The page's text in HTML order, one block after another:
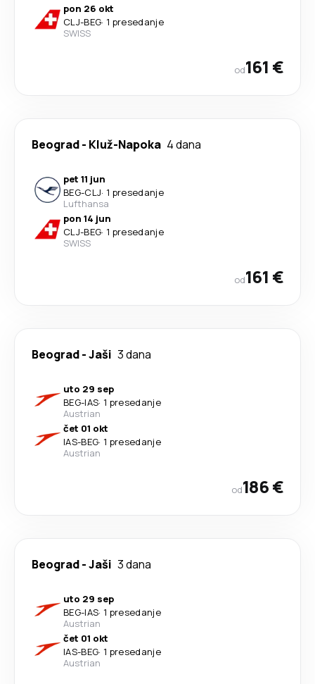
pon 26 okt
CLJ-BEG· 1 presedanje
SWISS
od161 €
Beograd- Kluž-Napoka 4 dana
pet 11 jun
BEG-CLJ· 1 presedanje
Lufthansa
pon 14 jun
CLJ-BEG· 1 presedanje
SWISS
od161 €
Beograd-Jaši 3 dana
uto 29 sep
BEG-IAS· 1 presedanje
Austrian
čet 01 okt
IAS-BEG· 1 presedanje
Austrian
od186 €
Beograd-Jaši 3 dana
uto 29 sep
BEG-IAS· 1 presedanje
Austrian
čet 01 okt
IAS-BEG· 1 presedanje
Austrian